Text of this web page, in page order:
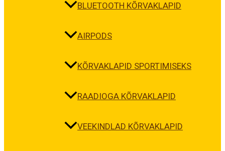
BLUETOOTH KÕRVAKLAPID
AIRPODS
KÕRVAKLAPID SPORTIMISEKS
RAADIOGA KÕRVAKLAPID
VEEKINDLAD KÕRVAKLAPID